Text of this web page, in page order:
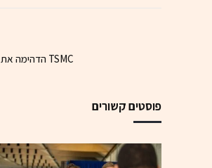
TSMC הדהימה את השוק: הכנסות שיא בזכות ה-AI
פוסטים קשורים